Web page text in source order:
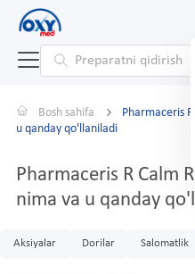
Bosh sahifa
Pharmaceris
u qanday qo'llaniladi
Pharmaceris R Calm
nima va u qanday
Aksiyalar Dorilar Salomatlik